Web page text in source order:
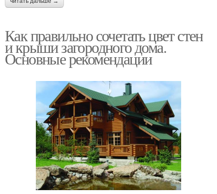
Как правильно сочетать цвет стен
и крыши загородного дома.
Основные рекомендации